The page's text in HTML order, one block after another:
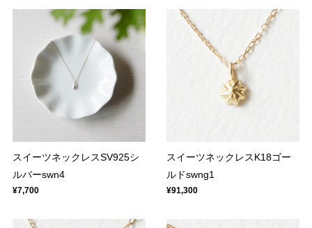
スイーツネックレスSV925シ
ルバーswn4
¥7,700
スイーツネックレスK18ゴー
ルドswng1
¥91,300